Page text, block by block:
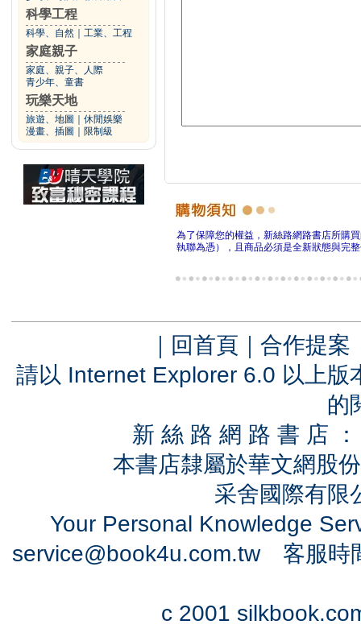
科學工程
科學、自然 工業、工程
家庭親子
家庭、親子、人際
青少年、童書
玩樂天地
旅遊、地圖
休閒娛樂
漫畫、插圖
限制級
為了保障您的權益，新絲路網路書店所購
執聯為憑），且商品必須是全新狀態與完
｜ 回首頁 ｜ 合作提案
請以 Internet Explorer 6.0 以上
的
新 絲 路 網 路 書 店
本書店隸屬於華文網股
采舍國際有
Your Personal Knowledge
service@book4u.com.tw客服時
c 2001